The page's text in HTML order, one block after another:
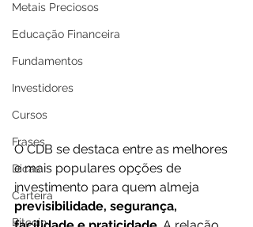
Metais Preciosos
Educação Financeira
Fundamentos
Investidores
Cursos
Frases
Dicas
Carteira
Bitcoin
O CDB se destaca entre as melhores
e mais populares opções de
investimento para quem almeja
previsibilidade, segurança,